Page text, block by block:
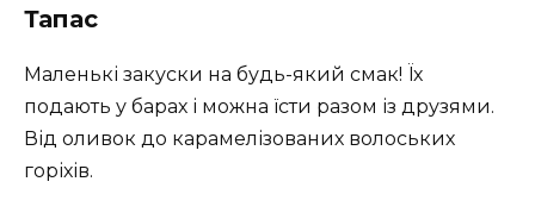
Тапас
Маленькі закуски на будь-який смак! Їх
подають у барах і можна їсти разом із друзями.
Від оливок до карамелізованих волоських
горіхів.